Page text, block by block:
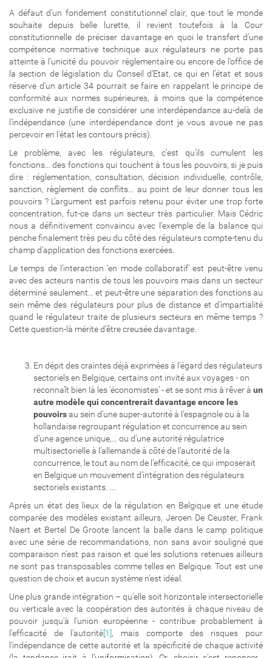
A défaut d’un fondement constitutionnel clair, que tout le monde
souhaite depuis belle lurette, il revient toutefois à la Cour
constitutionnelle de préciser davantage en quoi le transfert d’une
compétence normative technique aux régulateurs ne porte pas
atteinte à l’unicité du pouvoir réglementaire ou encore de l’office de
la section de législation du Conseil d’Etat, ce qui en l’état et sous
réserve d’un article 34 pourrait se faire en rappelant le principe de
conformité aux normes supérieures, à moins que la compétence
exclusive ne justifie de considérer une interdépendance au-delà de
l’indépendance (une interdépendance dont je vous avoue ne pas
percevoir en l’état les contours précis).
Le problème, avec les régulateurs, c’est qu’ils cumulent les
fonctions… des fonctions qui touchent à tous les pouvoirs, si je puis
dire : réglementation, consultation, décision individuelle, contrôle,
sanction, règlement de conflits… au point de leur donner tous les
pouvoirs ? L’argument est parfois retenu pour éviter une trop forte
concentration, fut-ce dans un secteur très particulier. Mais Cédric
nous a définitivement convaincu avec l’exemple de la balance qui
penche finalement très peu du côté des régulateurs compte-tenu du
champ d’application des fonctions exercées.
Le temps de l’interaction ‘en mode collaboratif’ est peut-être venu
avec des acteurs nantis de tous les pouvoirs mais dans un secteur
déterminé seulement… et peut-être une séparation des fonctions au
sein même des régulateurs pour plus de distance et d’impartialité
quand le régulateur traite de plusieurs secteurs en même temps ?
Cette question-là mérite d’être creusée davantage.
En dépit des craintes déjà exprimées à l’égard des régulateurs
sectoriels en Belgique, certains ont invité aux voyages - on
reconnaît bien là les ‘économistes’ - et se sont mis à rêver à un
autre modèle qui concentrerait davantage encore les
pouvoirsau sein d’une super-autorité à l’espagnole ou à la
hollandaise regroupant régulation et concurrence au sein
d’une agence unique,… ou d’une autorité régulatrice
multisectorielle à l’allemande à côté de l’autorité de la
concurrence, le tout au nom de l’efficacité, ce qui imposerait
en Belgique un mouvement d’intégration des régulateurs
sectoriels existants. ….
Après un état des lieux de la régulation en Belgique et une étude
comparée des modèles existant ailleurs, Jeroen De Ceuster, Frank
Naert et Bertel De Groote lancent la balle dans le camp politique
avec une série de recommandations, non sans avoir souligné que
comparaison n’est pas raison et que les solutions retenues ailleurs
ne sont pas transposables comme telles en Belgique. Tout est une
question de choix et aucun système n’est idéal.
Une plus grande intégration – qu’elle soit horizontale intersectorielle
ou verticale avec la coopération des autorités à chaque niveau de
pouvoir jusqu’à l’union européenne - contribue probablement à
l’efficacité de l’autorité[1], mais comporte des risques pour
l’indépendance de cette autorité et la spécificité de chaque activité